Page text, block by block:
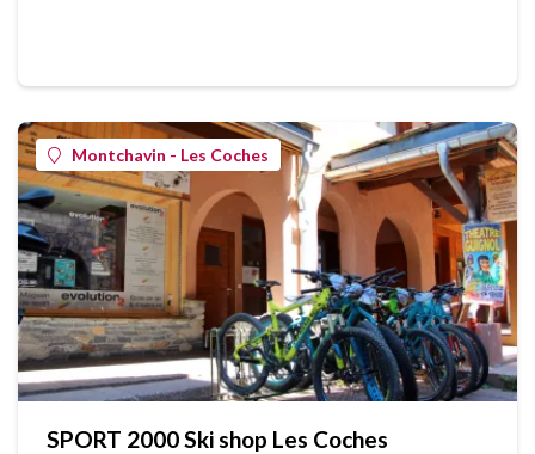
Montchavin - Les Coches
SPORT 2000 Ski shop Les Coches